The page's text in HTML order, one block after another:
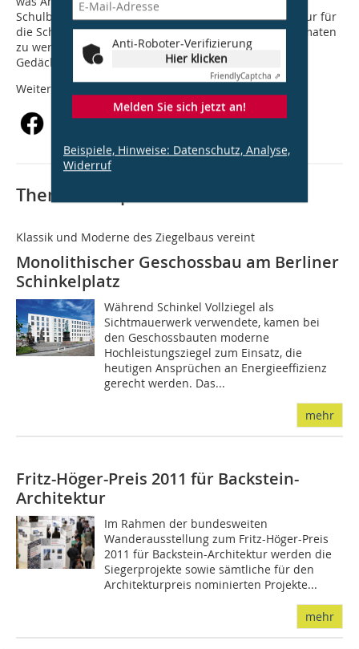
Schulbauexperte, feststellt: „Schulhäuser sind nicht nur für
die Schule gebaut. Sie sollten die Qualität haben, Heimaten
zu werden und viele Jahre später noch positiv im
Gedächtnis verankert zu sein.“
Weitere Informationen unter
Anti-Roboter-Verifizierung
Hier klicken
FriendlyCaptcha ⇗
Melden Sie sich jetzt an!
Beispiele, Hinweise: Datenschutz, Analyse,
Widerruf
Thematisch passende Artikel:
Klassik und Moderne des Ziegelbaus vereint
Monolithischer Geschossbau am Berliner
Schinkelplatz
Während Schinkel Vollziegel als
Sichtmauerwerk verwendete, kamen bei
den Geschossbauten moderne
Hochleistungsziegel zum Einsatz, die
heutigen Ansprüchen an Energieeffizienz
gerecht werden. Das...
mehr
Fritz-Höger-Preis 2011 für Backstein-
Architektur
Im Rahmen der bundesweiten
Wanderausstellung zum Fritz-Höger-Preis
2011 für Backstein-Architektur werden die
Siegerprojekte sowie sämtliche für den
Architekturpreis nominierten Projekte...
mehr